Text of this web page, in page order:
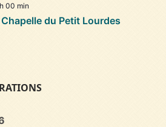
00 min
du Petit Lourdes